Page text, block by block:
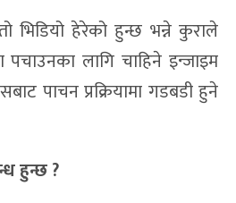
भिडियो हेरेको हुन्छ भन्ने कुराले
लागि चाहिने इन्जाइम
पाचन प्रक्रियामा गडबडी हुने
हुन्छ ?